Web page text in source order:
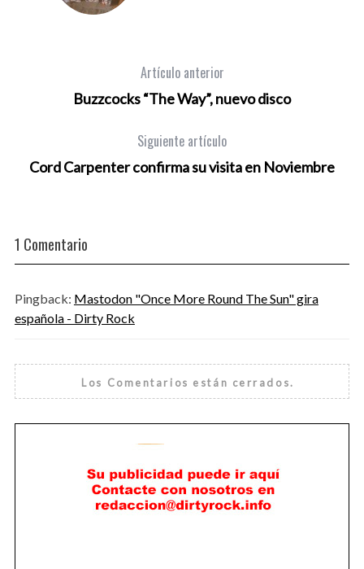
Artículo anterior
Buzzcocks “The Way”, nuevo disco
Siguiente artículo
Cord Carpenter confirma su visita en Noviembre
1 Comentario
Pingback: Mastodon "Once More Round The Sun" gira
española - Dirty Rock
Los Comentarios están cerrados.